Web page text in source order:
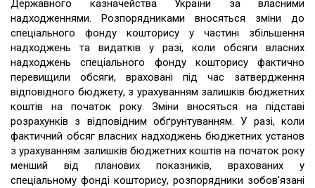
Державного казначейства України за власними
надходженнями. Розпорядниками вносяться зміни до
спеціального фонду кошторису у частині збільшення
надходжень та видатків у разі, коли обсяги власних
надходжень спеціального фонду кошторису фактично
перевищили обсяги, враховані під час затвердження
відповідного бюджету, з урахуванням залишків бюджетних
коштів на початок року. Зміни вносяться на підставі
розрахунків з відповідним обґрунтуванням. У разі, коли
фактичний обсяг власних надходжень бюджетних установ
з урахуванням залишків бюджетних коштів на початок року
менший від планових показників, врахованих у
спеціальному фонді кошторису, розпорядники зобов'язані